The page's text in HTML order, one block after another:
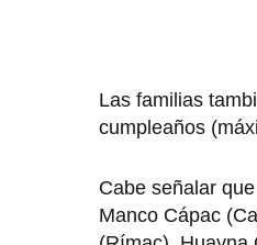
Las familias
cumpleaños
Cabe señalar
Manco Cápac